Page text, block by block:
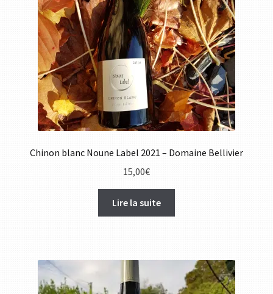
Chinon blanc Noune Label 2021 – Domaine Bellivier
15,00€
Lire la suite